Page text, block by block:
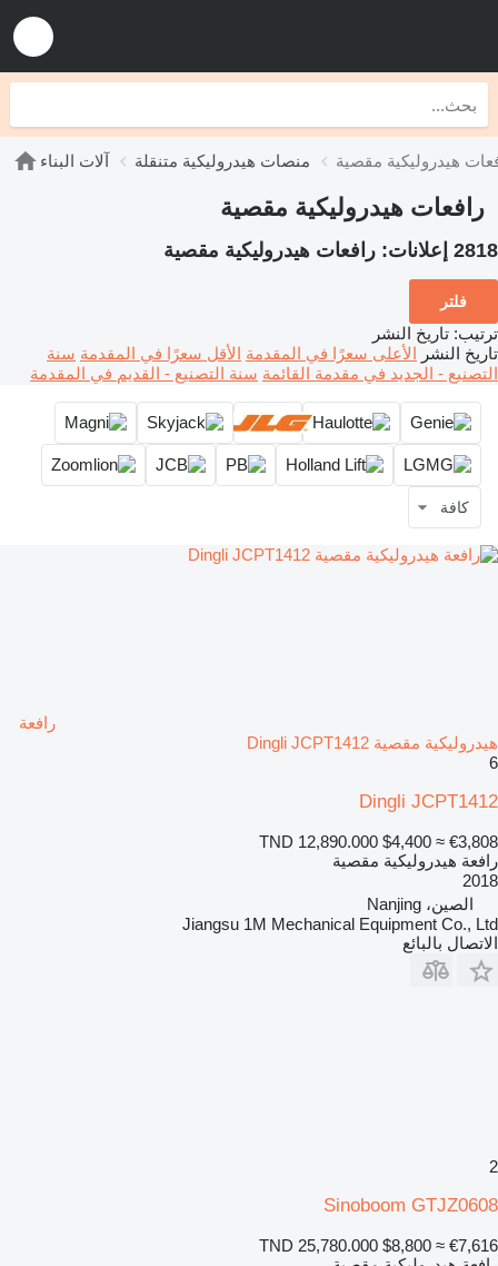
آلات البناء منصات هيدروليكية متنقلة هيدروليكية مقصية
رافعات هيدروليكية مقصية
2818 إعلانات: رافعات هيدروليكية مقصية
فلتر
ترتيب: تاريخ النشر
تاريخ النشر الأعلى سعرًا في المقدمة الأقل سعرًا في المقدمة سنة
التصنيع - الجديد في مقدمة القائمة سنة التصنيع - القديم في المقدمة
كافة
رافعة
هيدروليكية مقصية Dingli JCPT1412
6
Dingli JCPT1412
TND 12,890.000 $4,400 ≈ €3,808
رافعة هيدروليكية مقصية
2018
الصين، Nanjing
Jiangsu 1M Mechanical Equipment Co., Ltd
الاتصال بالبائع
2
Sinoboom GTJZ0608
TND 25,780.000 $8,800 ≈ €7,616